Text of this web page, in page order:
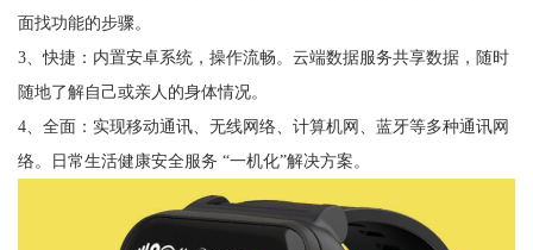
面找功能的步骤。
3、快捷：内置安卓系统，操作流畅。云端数据服务共享数据，随时
随地了解自己或亲人的身体情况。
4、全面：实现移动通讯、无线网络、计算机网、蓝牙等多种通讯网
络。日常生活健康安全服务 “一机化”解决方案。